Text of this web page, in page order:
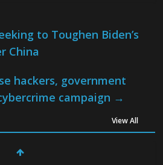
to Toughen Biden’s
China
hackers, government
campaign →
View All